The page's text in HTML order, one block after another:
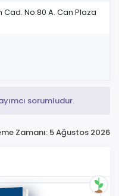
Cad. No:80 A. Can Plaza
sorumludur.
Zamanı: 5 Ağustos 2026